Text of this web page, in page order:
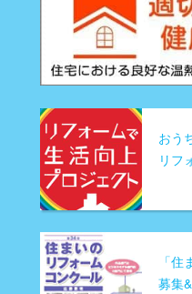
おう
リフ
「
募集